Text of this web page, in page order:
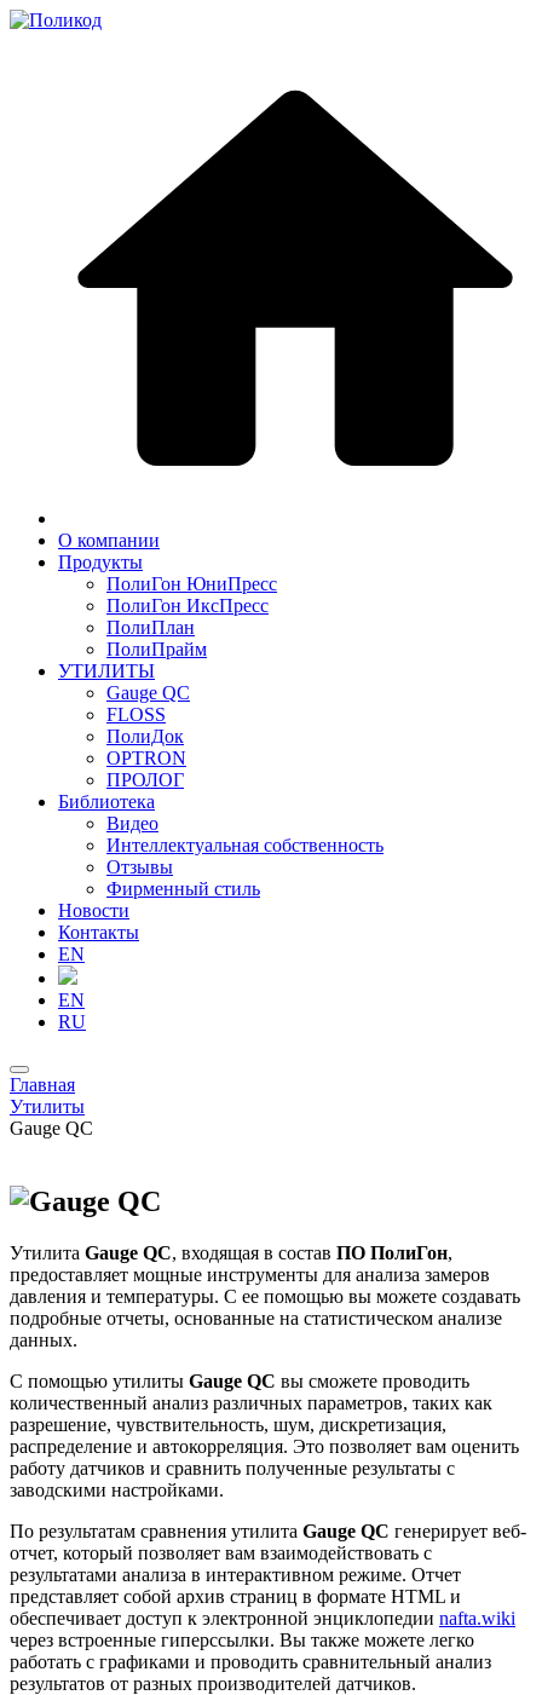
О компании
Продукты
ПолиГон ЮниПресс
ПолиГон ИксПресс
ПолиПлан
ПолиПрайм
УТИЛИТЫ
Gauge QC
FLOSS
ПолиДок
OPTRON
ПРОЛОГ
Библиотека
Видео
Интеллектуальная собственность
Отзывы
Фирменный стиль
Новости
Контакты
EN
EN
RU
Главная
Утилиты
Gauge QC
Утилита Gauge QC, входящая в состав ПО ПолиГон,
предоставляет мощные инструменты для анализа замеров
давления и температуры. С ее помощью вы можете создавать
подробные отчеты, основанные на статистическом анализе
данных.
С помощью утилиты Gauge QC вы сможете проводить
количественный анализ различных параметров, таких как
разрешение, чувствительность, шум, дискретизация,
распределение и автокорреляция. Это позволяет вам оценить
работу датчиков и сравнить полученные результаты с
заводскими настройками.
По результатам сравнения утилита Gauge QC генерирует веб-
отчет, который позволяет вам взаимодействовать с
результатами анализа в интерактивном режиме. Отчет
представляет собой архив страниц в формате HTML и
обеспечивает доступ к электронной энциклопедии nafta.wiki
через встроенные гиперссылки. Вы также можете легко
работать с графиками и проводить сравнительный анализ
результатов от разных производителей датчиков.